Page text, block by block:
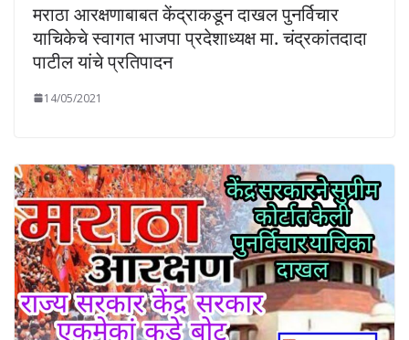
मराठा आरक्षणाबाबत केंद्राकडून दाखल पुनर्विचार
याचिकेचे स्वागत भाजपा प्रदेशाध्यक्ष मा. चंद्रकांतदादा
पाटील यांचे प्रतिपादन
14/05/2021